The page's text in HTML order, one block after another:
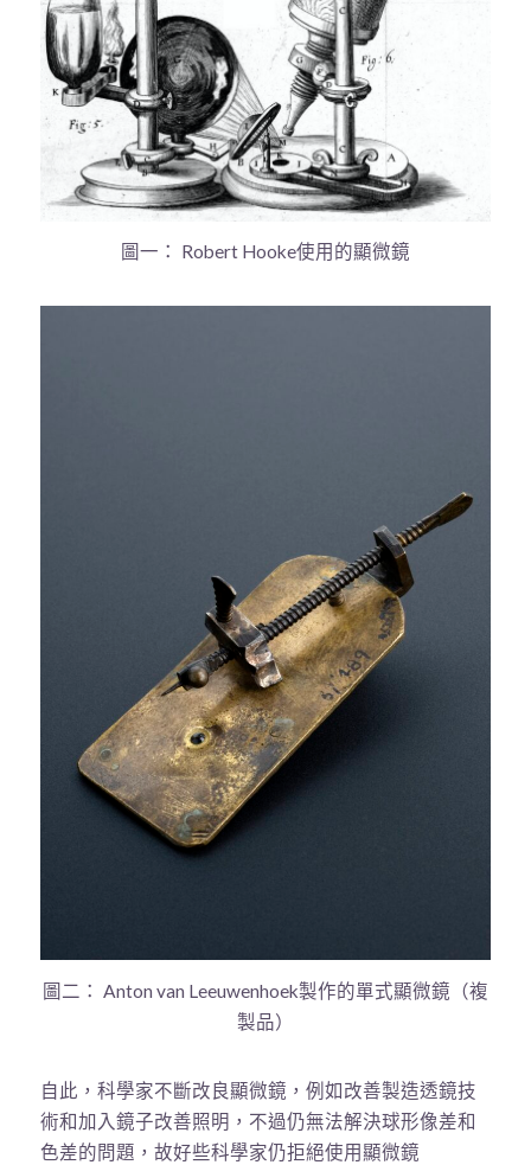
圖一： Robert Hooke使用的顯微鏡
圖二： Anton van Leeuwenhoek製作的單式顯微鏡（複
製品）
自此，科學家不斷改良顯微鏡，例如改善製造透鏡技
術和加入鏡子改善照明，不過仍無法解決球形像差和
色差的問題，故好些科學家仍拒絕使用顯微鏡